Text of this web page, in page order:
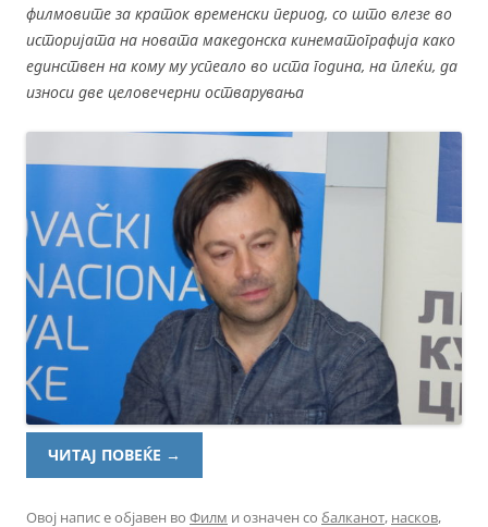
филмовите за краток временски период, со што влезе во
историјата на новата македонска кинематографија како
единствен на кому му успеало во иста година, на плеќи, да
износи две целовечерни остварувања
ЧИТАЈ ПОВЕЌЕ →
Овој напис е објавен во Филм и означен со балканот, насков,